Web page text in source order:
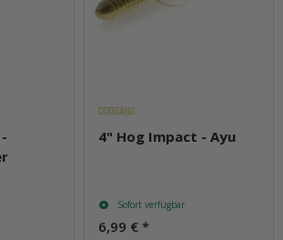
4" Hog Impact - Ayu
Sofort verfügbar
6,99 € *